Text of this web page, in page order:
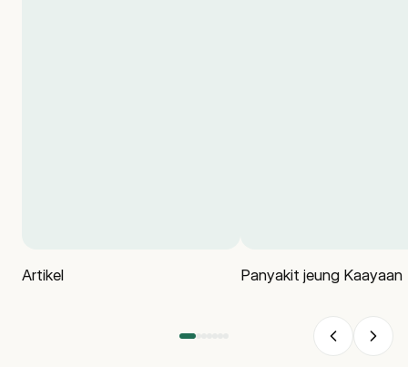
Artikel Panyakit jeung Kaayaan